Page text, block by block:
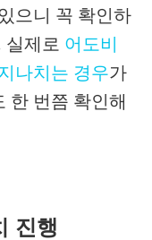
으니 꼭 확인하
실제로 어도비
나치는 경우가
한 번쯤 확인해
진행